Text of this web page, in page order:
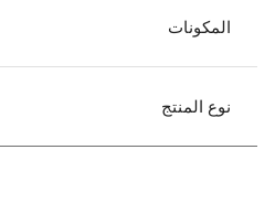
المكونات
نوع المنتج